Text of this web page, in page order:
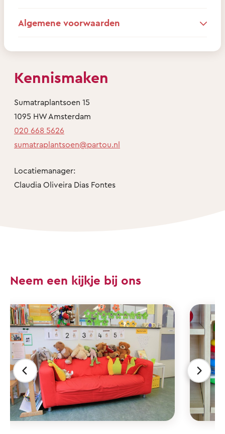
Algemene voorwaarden
Kennismaken
Sumatraplantsoen 15
1095 HW Amsterdam
020 668 5626
sumatraplantsoen@partou.nl
Locatiemanager:
Claudia Oliveira Dias Fontes
Neem een kijkje bij ons